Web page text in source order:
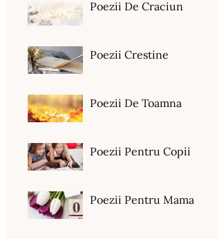
Poezii De Craciun
Poezii Crestine
Poezii De Toamna
Poezii Pentru Copii
Poezii Pentru Mama